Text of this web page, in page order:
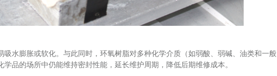
水膨胀或软化。与此同时，环氧树脂对多种化学介质（如弱酸、弱碱、油类和一般
品的场所中仍能维持密封性能，延长维护周期，降低后期维修成本。